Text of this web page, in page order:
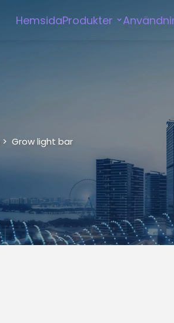
HemsidaProdukter
> Grow light bar